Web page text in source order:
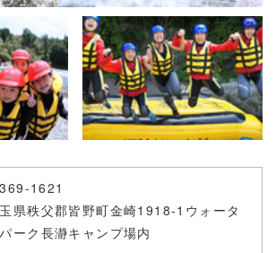
1621
県秩父郡皆野町金崎1918-1ウォータ
ーク長瀞キャンプ場内